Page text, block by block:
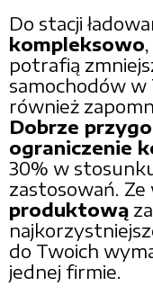
Do stacji
kompleksowo
potrafią
samochodów w
również
Dobrze
ograniczenie
30% w
zastosowań. Ze
produktową
do Twoich
jednej firmie.